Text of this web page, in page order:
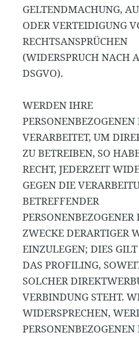
GELTENDMACHUNG,
ODER VERTEIDIGUNG
RECHTSANSPRÜCHEN
(WIDERSPRUCH NACH
DSGVO).
WERDEN IHRE
PERSONENBEZOGENEN
VERARBEITET, UM
ZU BETREIBEN, SO
RECHT, JEDERZEIT
GEGEN DIE
BETREFFENDER
ZWECKE DERARTIGER
EINZULEGEN; DIES
DAS PROFILING,
SOLCHER
VERBINDUNG STEHT.
WIDERSPRECHEN,
PERSONENBEZOGENEN